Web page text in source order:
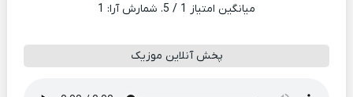
میانگین امتیاز 1 / 5. شمارش آرا: 1
پخش آنلاین موزیک